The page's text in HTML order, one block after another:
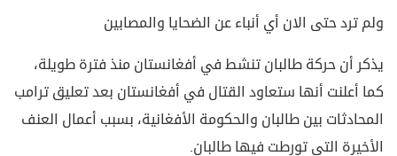
ولم ترد حتى الان أي أنباء عن الضحايا والمصابين
يذكر أن حركة طالبان تنشط في أفغانستان منذ فترة طويلة،
كما أعلنت أنها ستعاود القتال في أفغانستان بعد تعليق ترامب
المحادثات بين طالبان والحكومة الأفغانية، بسبب أعمال العنف
الأخيرة التي تورطت فيها طالبان.